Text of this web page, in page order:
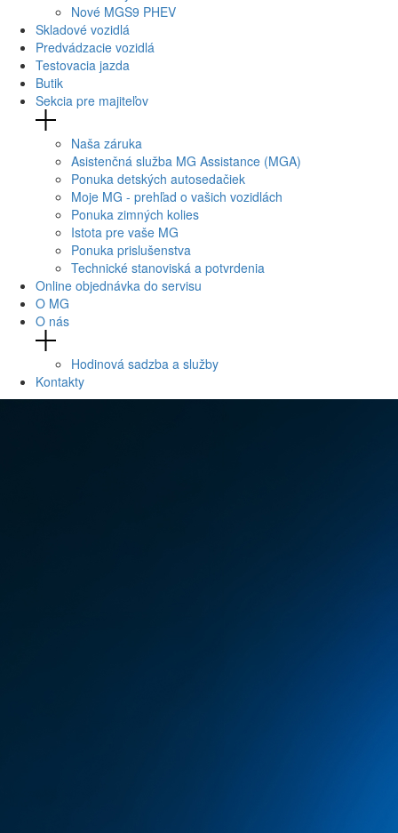
Nové MGS9 PHEV
Skladové vozidlá
Predvádzacie vozidlá
Testovacia jazda
Butik
Sekcia pre majiteľov
Naša záruka
Asistenčná služba MG Assistance (MGA)
Ponuka detských autosedačiek
Moje MG - prehľad o vašich vozidlách
Ponuka zimných kolies
Istota pre vaše MG
Ponuka prislušenstva
Technické stanoviská a potvrdenia
Online objednávka do servisu
O MG
O nás
Hodinová sadzba a služby
Kontakty